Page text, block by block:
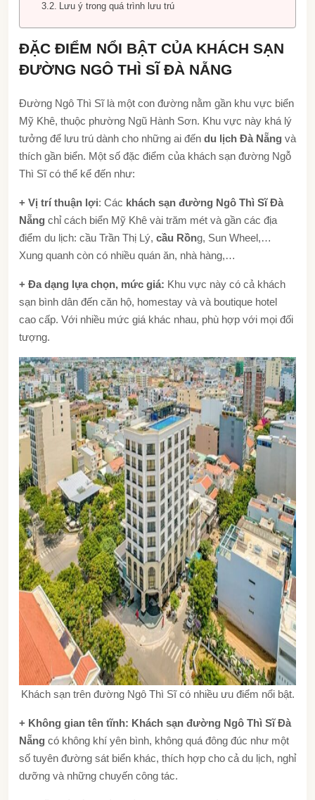
Lưu ý trong quá trình lưu trú
ĐẶC ĐIỂM NỔI BẬT CỦA KHÁCH SẠN
ĐƯỜNG NGÔ THÌ SĨ ĐÀ NẴNG
Đường Ngô Thì Sĩ là một con đường nằm gần khu vực biển
Mỹ Khê, thuộc phường Ngũ Hành Sơn. Khu vực này khá lý
tưởng để lưu trú dành cho những ai đến du lịch Đà Nẵng và
thích gần biển. Một số đặc điểm của khách sạn đường Ngỗ
Thì Sĩ có thể kể đến như:
+ Vị trí thuận lợi: Các khách sạn đường Ngô Thì Sĩ Đà
Nẵng chỉ cách biển Mỹ Khê vài trăm mét và gần các địa
điểm du lịch: cầu Trần Thị Lý, cầu Rồng, Sun Wheel,…
Xung quanh còn có nhiều quán ăn, nhà hàng,…
+ Đa dạng lựa chọn, mức giá: Khu vực này có cả khách
sạn bình dân đến căn hộ, homestay và và boutique hotel
cao cấp. Với nhiều mức giá khác nhau, phù hợp với mọi đối
tượng.
Khách sạn trên đường Ngô Thì Sĩ có nhiều ưu điểm nổi bật.
+ Không gian tên tĩnh: Khách sạn đường Ngô Thì Sĩ Đà
Nẵng có không khí yên bình, không quá đông đúc như một
số tuyên đường sát biển khác, thích hợp cho cả du lịch, nghỉ
dưỡng và những chuyến công tác.